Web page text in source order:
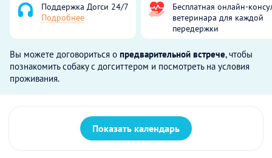
Поддержка Догси 24/7
Подробнее
Бесплатная онлайн-
ветеринара для каждой
передержки
Вы можете договориться о предварительной встрече, чтобы
познакомить собаку с догситтером и посмотреть на условия
проживания.
Показать календарь